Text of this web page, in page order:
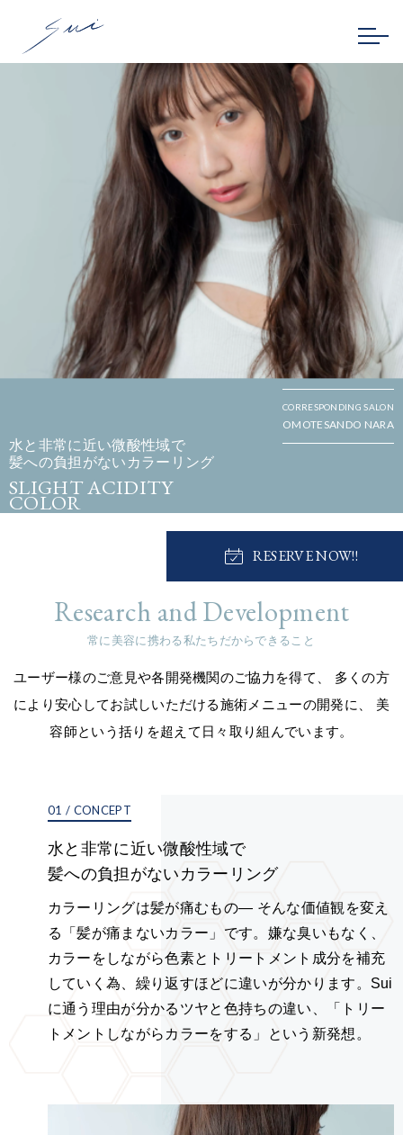
水と非常に近い微酸性域で
髪への負担がないカラーリング
SLIGHT ACIDITY
COLOR
CORRESPONDING SALON
OMOTESANDO NARA
RESERVE NOW!!
Research and Development
常に美容に携わる私たちだからできること
ユーザー様のご意見や各開発機関のご協力を得て、
多くの方
により安心してお試しいただける施術メニューの開発に、
美
容師という括りを超えて日々取り組んでいます。
01 / CONCEPT
水と非常に近い微酸性域で
髪への負担がないカラーリング
カラーリングは髪が痛むもの— そんな価値観を変え
る「髪が痛まないカラー」です。嫌な臭いもなく、
カラーをしながら色素とトリートメント成分を補充
していく為、繰り返すほどに違いが分かります。Sui
に通う理由が分かるツヤと色持ちの違い、「トリー
トメントしながらカラーをする」という新発想。